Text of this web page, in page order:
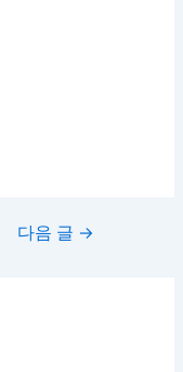
다음 글 →